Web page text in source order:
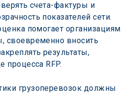
счета-фактуры и
показателей сети.
помогает организациям
своевременно вносить
результаты,
процесса RFP.
грузоперевозок должны